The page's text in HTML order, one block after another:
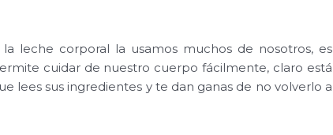
leche corporal la usamos muchos de nosotros, es
cuidar de nuestro cuerpo fácilmente, claro está
lees sus ingredientes y te dan ganas de no volverlo a